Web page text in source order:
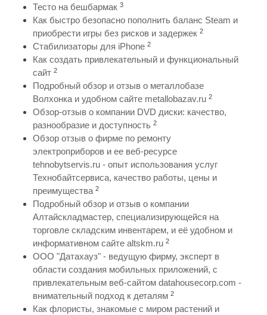
Тесто на бешбармак 3
Как быстро безопасно пополнить баланс Steam и
приобрести игры без рисков и задержек 2
Стабилизаторы для iPhone 2
Как создать привлекательный и функциональный
сайт 2
Подробный обзор и отзыв о металлобазе
Волхонка и удобном сайте metallobazav.ru 2
Обзор-отзыв о компании DVD диски: качество,
разнообразие и доступность 2
Обзор отзыв о фирме по ремонту
электроприборов и ее веб-ресурсе
tehnobytservis.ru - опыт использования услуг
Технобайтсервиса, качество работы, цены и
преимущества 2
Подробный обзор и отзыв о компании
Алтайскладмастер, специализирующейся на
торговле складским инвентарем, и её удобном и
информативном сайте altskm.ru 2
ООО "Датахауз" - ведущую фирму, эксперт в
области создания мобильных приложений, с
привлекательным веб-сайтом datahousecorp.com -
внимательный подход к деталям 2
Как флористы, знакомые с миром растений и